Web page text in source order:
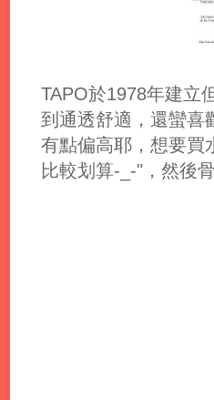
TAPO於1978年建立
到通透舒適，還蠻喜
有點偏高耶，想要買
比較划算-_-"，然後